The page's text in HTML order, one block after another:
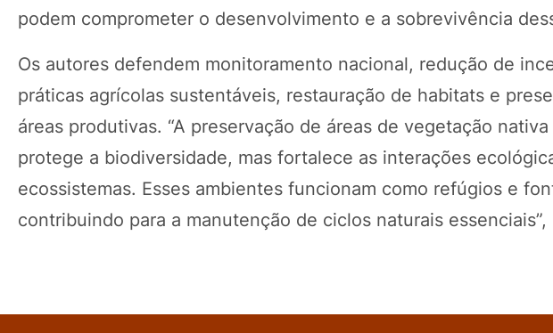
podem comprometer o desenvolvimento e a sobrevivência
Os autores defendem monitoramento nacional, redução de
práticas agrícolas sustentáveis, restauração de habitats e
áreas produtivas. “A preservação de áreas de vegetação
protege a biodiversidade, mas fortalece as interações
ecossistemas. Esses ambientes funcionam como refúgios e
contribuindo para a manutenção de ciclos naturais essenciais”,